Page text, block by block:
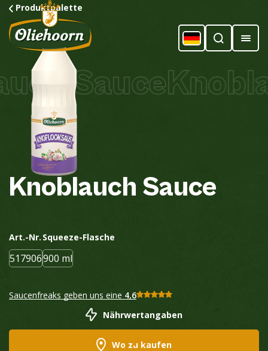
Produktpalette
Sauce
Knoblauch Sauce
Art.-Nr.
517906
Squeeze-Flasche
900 ml
Saucenfreaks geben uns eine 4,6
Nährwertangaben
Wo zu kaufen